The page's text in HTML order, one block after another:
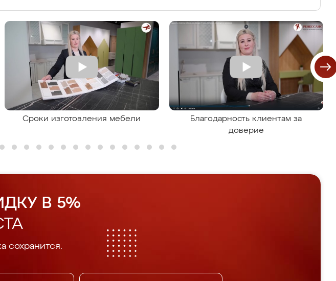
Сроки изготовления мебели
Благодарность клиентам за
доверие
В 5%
сохранится.